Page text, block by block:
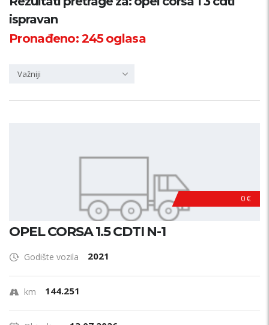
Županija
ispravan
Pronađeno:245oglasa
Važniji
0 €
OPEL CORSA 1.5 CDTI N-1
Godište vozila 2021
km 144.251